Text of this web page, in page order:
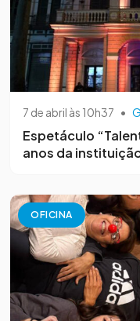
7 de abril às 10h37 •
Espetáculo
anos da
OFICINA